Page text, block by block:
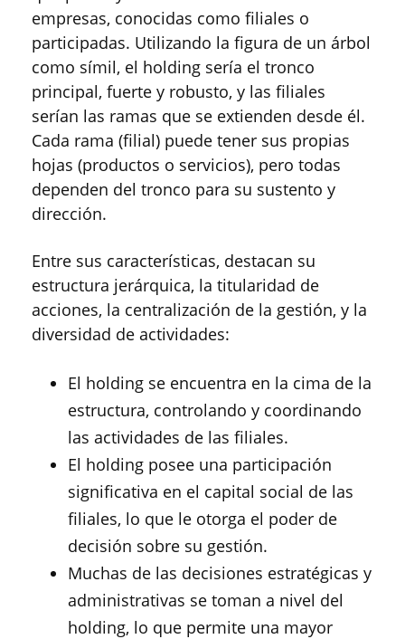
empresas, conocidas como filiales o
participadas. Utilizando la figura de un árbol
como símil, el holding sería el tronco
principal, fuerte y robusto, y las filiales
serían las ramas que se extienden desde él.
Cada rama (filial) puede tener sus propias
hojas (productos o servicios), pero todas
dependen del tronco para su sustento y
dirección.
Entre sus características, destacan su
estructura jerárquica, la titularidad de
acciones, la centralización de la gestión, y la
diversidad de actividades:
El holding se encuentra en la cima de la
estructura, controlando y coordinando
las actividades de las filiales.
El holding posee una participación
significativa en el capital social de las
filiales, lo que le otorga el poder de
decisión sobre su gestión.
Muchas de las decisiones estratégicas y
administrativas se toman a nivel del
holding, lo que permite una mayor